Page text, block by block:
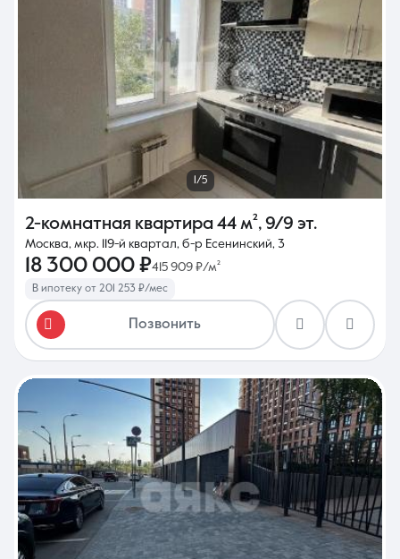
1/5
2-комнатная квартира 44 м², 9/9 эт.
Москва, мкр. 119-й квартал, б-р Есенинский, 3
18 300 000 ₽415 909 ₽/м²
В ипотеку от 201 253 ₽/мес
Позвонить